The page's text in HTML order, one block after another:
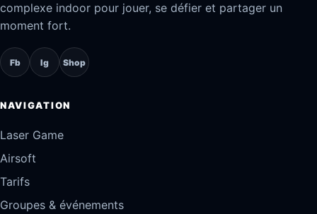
complexe indoor pour jouer, se défier et partager un
moment fort.
Fb Ig Shop
NAVIGATION
Laser Game
Airsoft
Tarifs
Groupes & événements